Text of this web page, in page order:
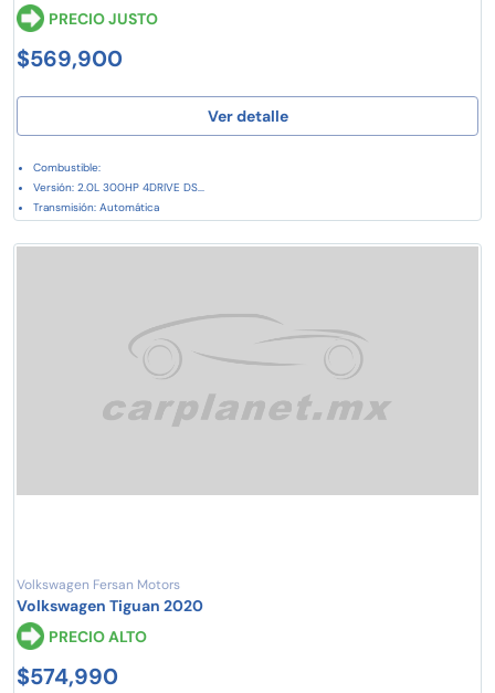
PRECIO JUSTO
$569,900
Ver detalle
Combustible:
Versión: 2.0L 300HP 4DRIVE DS...
Transmisión: Automática
Volkswagen Fersan Motors
Volkswagen Tiguan 2020
PRECIO ALTO
$574,990